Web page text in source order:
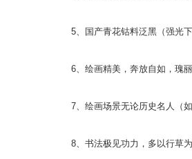
5、国产青花钴料泛黑（强光
6、绘画精美，奔放自如，瑰
7、绘画场景无论历史名人（
8、书法极见功力，多以行草